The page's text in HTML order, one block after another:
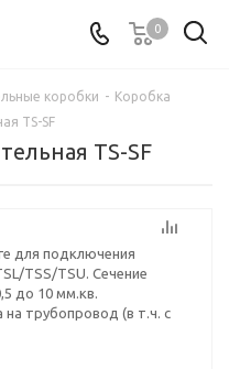
0
коробки - Коробка
TS-SF
TS-SF
для подключения
TSS/TSU. Сечение
до 10 мм.кв.
трубопровод (в т.ч. с